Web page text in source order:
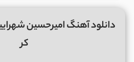
دانلود آهنگ امیرحسین
کر